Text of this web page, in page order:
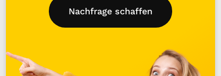
Nachfrage schaffen